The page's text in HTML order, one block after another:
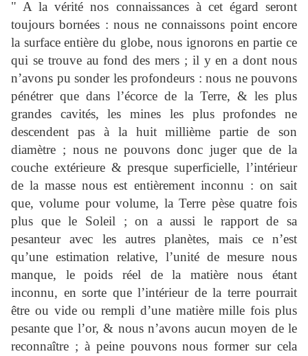
" A la vérité nos connaissances à cet égard seront
toujours bornées : nous ne connaissons point encore
la surface entière du globe, nous ignorons en partie ce
qui se trouve au fond des mers ; il y en a dont nous
n’avons pu sonder les profondeurs : nous ne pouvons
pénétrer que dans l’écorce de la Terre, & les plus
grandes cavités, les mines les plus profondes ne
descendent pas à la huit millième partie de son
diamètre ; nous ne pouvons donc juger que de la
couche extérieure & presque superficielle, l’intérieur
de la masse nous est entièrement inconnu : on sait
que, volume pour volume, la Terre pèse quatre fois
plus que le Soleil ; on a aussi le rapport de sa
pesanteur avec les autres planètes, mais ce n’est
qu’une estimation relative, l’unité de mesure nous
manque, le poids réel de la matière nous étant
inconnu, en sorte que l’intérieur de la terre pourrait
être ou vide ou rempli d’une matière mille fois plus
pesante que l’or, & nous n’avons aucun moyen de le
reconnaître ; à peine pouvons nous former sur cela